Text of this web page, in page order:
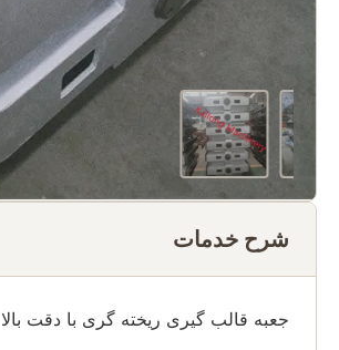
شرح خدمات
جعبه قالب گیری ریخته گری با دقت بالا